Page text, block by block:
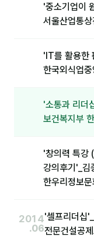
B2B 영업도구
용어사전
트렌드 리포트
'중소기업이
서울산업통상
'IT를 활용한
한국외식업중
'소통과 리더
보건복지부
'창의력 특강
강의후기'_김
한우리정보
2014
.06
'셀프리더십
전문건설공